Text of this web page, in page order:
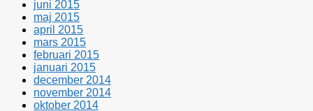
juni 2015
maj 2015
april 2015
mars 2015
februari 2015
januari 2015
december 2014
november 2014
oktober 2014